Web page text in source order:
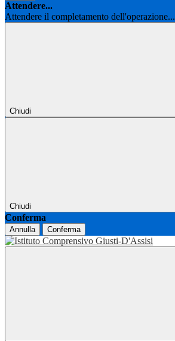
Attendere...
Attendere il completamento dell'operazione...
Chiudi
Chiudi
Conferma
Annulla Conferma